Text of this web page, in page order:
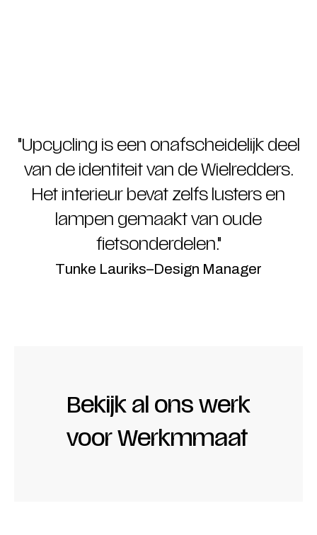
"Upcycling is een onafscheidelijk deel
van de identiteit van de Wielredders.
Het interieur bevat zelfs lusters en
lampen gemaakt van oude
fietsonderdelen."
Tunke Lauriks–Design Manager
Bekijk al ons werk
voor Werkmmaat